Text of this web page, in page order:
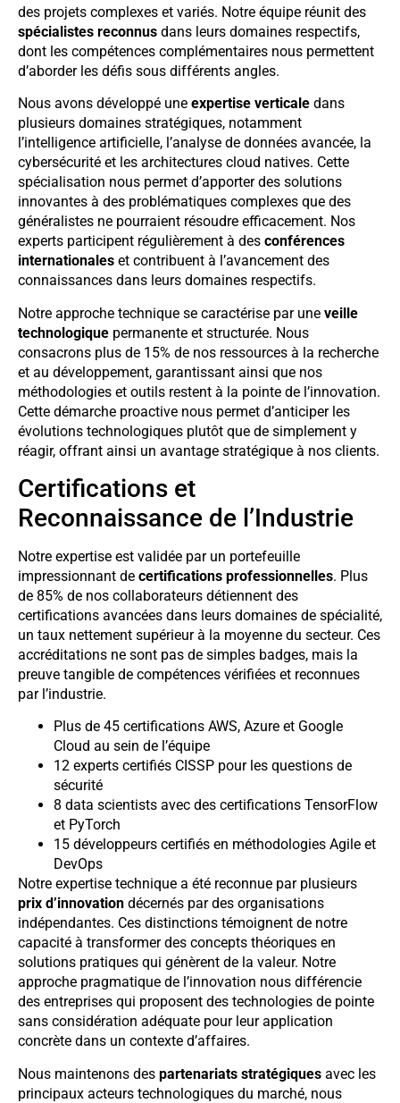
des projets complexes et variés. Notre équipe réunit des
spécialistes reconnus dans leurs domaines respectifs,
dont les compétences complémentaires nous permettent
d’aborder les défis sous différents angles.
Nous avons développé une expertise verticale dans
plusieurs domaines stratégiques, notamment
l’intelligence artificielle, l’analyse de données avancée, la
cybersécurité et les architectures cloud natives. Cette
spécialisation nous permet d’apporter des solutions
innovantes à des problématiques complexes que des
généralistes ne pourraient résoudre efficacement. Nos
experts participent régulièrement à des conférences
internationales et contribuent à l’avancement des
connaissances dans leurs domaines respectifs.
Notre approche technique se caractérise par une veille
technologique permanente et structurée. Nous
consacrons plus de 15% de nos ressources à la recherche
et au développement, garantissant ainsi que nos
méthodologies et outils restent à la pointe de l’innovation.
Cette démarche proactive nous permet d’anticiper les
évolutions technologiques plutôt que de simplement y
réagir, offrant ainsi un avantage stratégique à nos clients.
Certifications et
Reconnaissance de l’Industrie
Notre expertise est validée par un portefeuille
impressionnant de certifications professionnelles. Plus
de 85% de nos collaborateurs détiennent des
certifications avancées dans leurs domaines de spécialité,
un taux nettement supérieur à la moyenne du secteur. Ces
accréditations ne sont pas de simples badges, mais la
preuve tangible de compétences vérifiées et reconnues
par l’industrie.
Plus de 45 certifications AWS, Azure et Google
Cloud au sein de l’équipe
12 experts certifiés CISSP pour les questions de
sécurité
8 data scientists avec des certifications TensorFlow
et PyTorch
15 développeurs certifiés en méthodologies Agile et
DevOps
Notre expertise technique a été reconnue par plusieurs
prix d’innovation décernés par des organisations
indépendantes. Ces distinctions témoignent de notre
capacité à transformer des concepts théoriques en
solutions pratiques qui génèrent de la valeur. Notre
approche pragmatique de l’innovation nous différencie
des entreprises qui proposent des technologies de pointe
sans considération adéquate pour leur application
concrète dans un contexte d’affaires.
Nous maintenons des partenariats stratégiques avec les
principaux acteurs technologiques du marché, nous